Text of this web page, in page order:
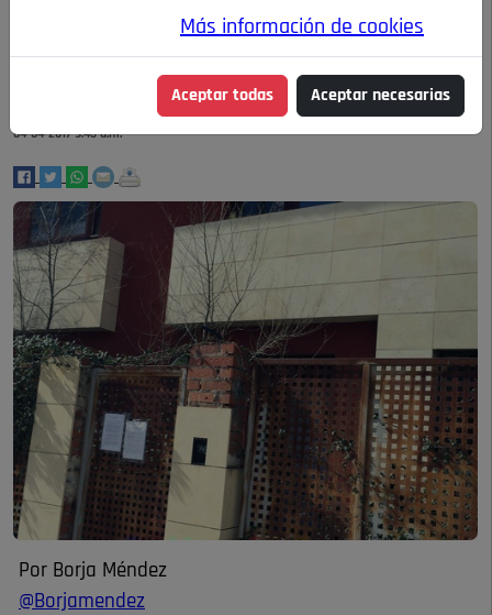
de los okupas
aumenta
04-04-2017 9:45 a.m.
Por Borja Méndez
@Borjamendez
Más información de cookies
Aceptar todas Aceptar necesarias